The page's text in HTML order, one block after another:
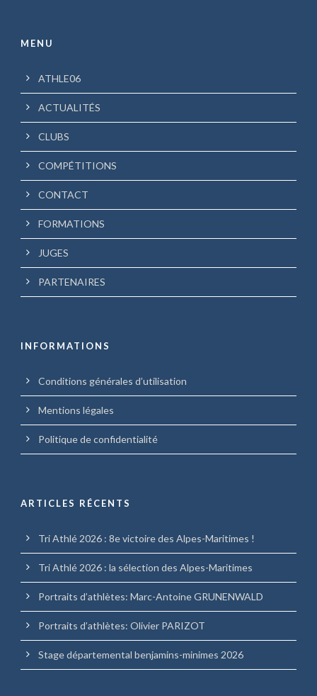
MENU
ATHLE06
ACTUALITÉS
CLUBS
COMPÉTITIONS
CONTACT
FORMATIONS
JUGES
PARTENAIRES
INFORMATIONS
Conditions générales d’utilisation
Mentions légales
Politique de confidentialité
ARTICLES RÉCENTS
Tri Athlé 2026 : 8e victoire des Alpes-Maritimes !
Tri Athlé 2026 : la sélection des Alpes-Maritimes
Portraits d’athlètes: Marc-Antoine GRUNENWALD
Portraits d’athlètes: Olivier PARIZOT
Stage départemental benjamins-minimes 2026